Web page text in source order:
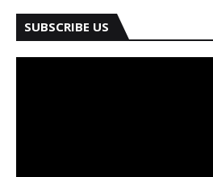
SUBSCRIBE US